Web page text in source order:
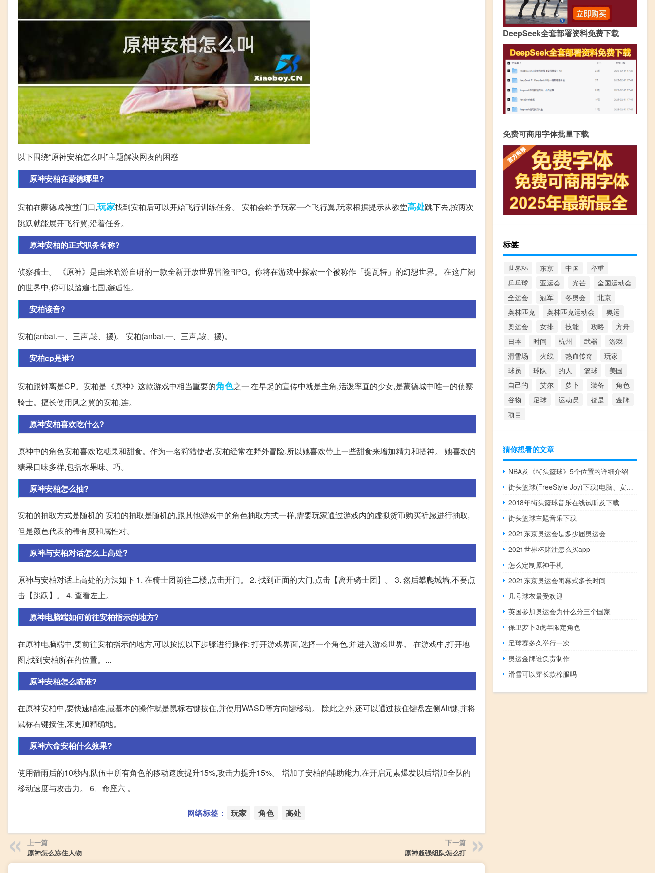
以下围绕“原神安柏怎么叫”主题解决网友的困惑
原神安柏在蒙德哪里?
安柏在蒙德城教堂门口,玩家找到安柏后可以开始飞行训练任务。 安柏会给予玩家一个飞行翼,玩家根据提示从教堂高处跳下去,按两次
跳跃就能展开飞行翼,沿着任务。
原神安柏的正式职务名称?
侦察骑士。 《原神》是由米哈游自研的一款全新开放世界冒险RPG。你将在游戏中探索一个被称作「提瓦特」的幻想世界。 在这广阔
的世界中,你可以踏遍七国,邂逅性。
安柏读音?
安柏(anbai.一、三声,鞍、摆)。 安柏(anbai.一、三声,鞍、摆)。
安柏cp是谁?
安柏跟钟离是CP。安柏是《原神》这款游戏中相当重要的角色之一,在早起的宣传中就是主角,活泼率直的少女,是蒙德城中唯一的侦察
骑士。擅长使用风之翼的安柏,连。
原神安柏喜欢吃什么?
原神中的角色安柏喜欢吃糖果和甜食。作为一名狩猎使者,安柏经常在野外冒险,所以她喜欢带上一些甜食来增加精力和提神。 她喜欢的
糖果口味多样,包括水果味、巧。
原神安柏怎么抽?
安柏的抽取方式是随机的 安柏的抽取是随机的,跟其他游戏中的角色抽取方式一样,需要玩家通过游戏内的虚拟货币购买祈愿进行抽取,
但是颜色代表的稀有度和属性对。
原神与安柏对话怎么上高处?
原神与安柏对话上高处的方法如下 1. 在骑士团前往二楼,点击开门。 2. 找到正面的大门,点击【离开骑士团】。 3. 然后攀爬城墙,不要点
击【跳跃】。 4. 查看左上。
原神电脑端如何前往安柏指示的地方?
在原神电脑端中,要前往安柏指示的地方,可以按照以下步骤进行操作: 打开游戏界面,选择一个角色,并进入游戏世界。 在游戏中,打开地
图,找到安柏所在的位置。...
原神安柏怎么瞄准?
在原神安柏中,要快速瞄准,最基本的操作就是鼠标右键按住,并使用WASD等方向键移动。 除此之外,还可以通过按住键盘左侧Alt键,并将
鼠标右键按住,来更加精确地。
原神六命安柏什么效果?
使用箭雨后的10秒内,队伍中所有角色的移动速度提升15%,攻击力提升15%。 增加了安柏的辅助能力,在开启元素爆发以后增加全队的
移动速度与攻击力。 6、命座六 。
网络标签： 玩家 角色 高处
上一篇
原神怎么冻住人物
下一篇
原神超强组队怎么打
DeepSeek全套部署资料免费下载
免费可商用字体批量下载
标签
世界杯 东京 中国
举重
乒乓球
亚运会 光芒
全国运动会
全运会
冠军 冬奥会
北京
奥林匹克
奥林匹克运动会
奥运
奥运会
女排 技能 攻略
方舟
日本
时间 杭州 武器
游戏
滑雪场
火线 热血传奇
玩家
球员
球队 的人 篮球
美国
自己的
艾尔 萝卜 装备
角色
谷物
足球 运动员 都是
金牌
项目
猜你想看的文章
NBA及《街头篮球》5个位置的详细介绍
街头篮球(FreeStyle Joy)下载(电脑、安卓和IOS所有版本)
2018年街头篮球音乐在线试听及下载
街头篮球主题音乐下载
2021东京奥运会是多少届奥运会
2021世界杯赌注怎么买app
怎么定制原神手机
2021东京奥运会闭幕式多长时间
几号球衣最受欢迎
英国参加奥运会为什么分三个国家
保卫萝卜3虎年限定角色
足球赛多久举行一次
奥运金牌谁负责制作
滑雪可以穿长款棉服吗